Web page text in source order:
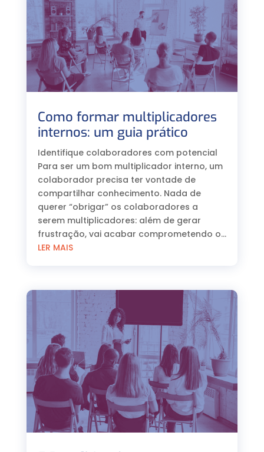
Como formar multiplicadores
internos: um guia prático
Identifique colaboradores com potencial
Para ser um bom multiplicador interno, um
colaborador precisa ter vontade de
compartilhar conhecimento. Nada de
querer “obrigar” os colaboradores a
serem multiplicadores: além de gerar
frustração, vai acabar comprometendo o...
LER MAIS